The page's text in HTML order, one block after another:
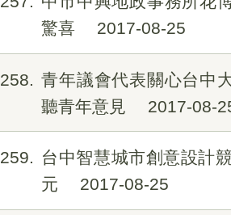
驚喜
2017-08-25
258
青年議會代表關心台中
聽青年意見
2017-08-
259
台中智慧城市創意設計
元
2017-08-25